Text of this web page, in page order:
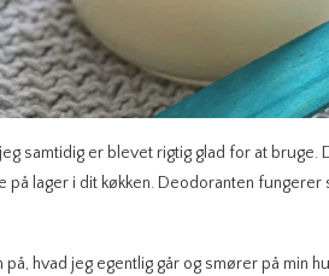
samtidig er blevet rigtig glad for at bruge.
lager i dit køkken. Deodoranten fungerer
hvad jeg egentlig går og smører på min